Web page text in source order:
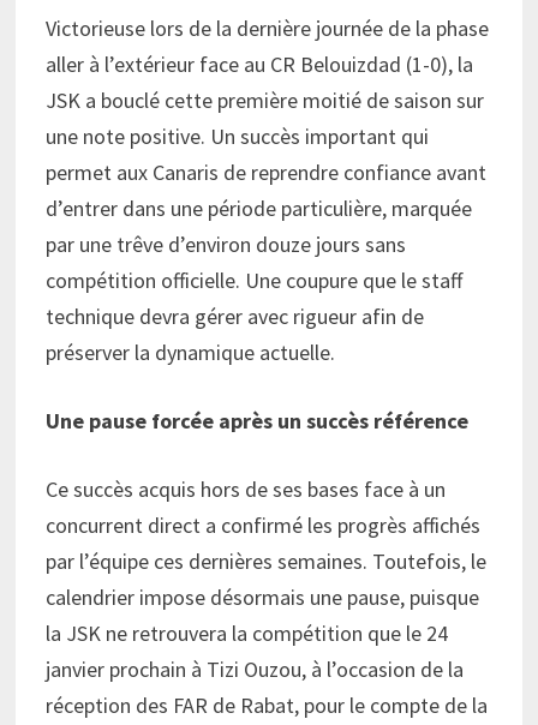
Victorieuse lors de la dernière journée de la phase
aller à l’extérieur face au CR Belouizdad (1-0), la
JSK a bouclé cette première moitié de saison sur
une note positive. Un succès important qui
permet aux Canaris de reprendre confiance avant
d’entrer dans une période particulière, marquée
par une trêve d’environ douze jours sans
compétition officielle. Une coupure que le staff
technique devra gérer avec rigueur afin de
préserver la dynamique actuelle.
Une pause forcée après un succès référence
Ce succès acquis hors de ses bases face à un
concurrent direct a confirmé les progrès affichés
par l’équipe ces dernières semaines. Toutefois, le
calendrier impose désormais une pause, puisque
la JSK ne retrouvera la compétition que le 24
janvier prochain à Tizi Ouzou, à l’occasion de la
réception des FAR de Rabat, pour le compte de la